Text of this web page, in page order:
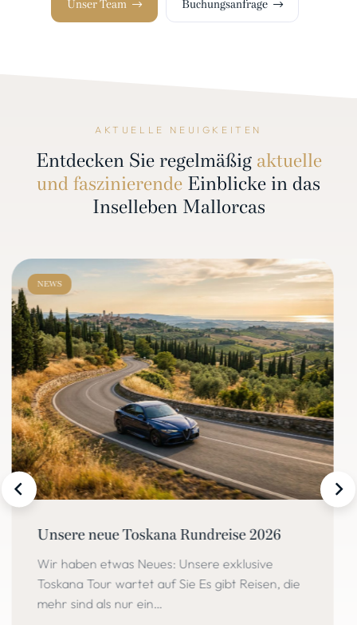
Unser Team Buchungsanfrage
AKTUELLE NEUIGKEITEN
Entdecken Sie regelmäßig aktuelle
und faszinierende Einblicke in das
Inselleben Mallorcas
NEWS
Master Maserati am Hockenheimring
Am 06. und 07. Juli 2026 durften wir beim
renommierten Master
Maserati am Hockenheimring als Partner von